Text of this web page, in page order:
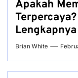
Apakah
Lengkapnya
Brian White